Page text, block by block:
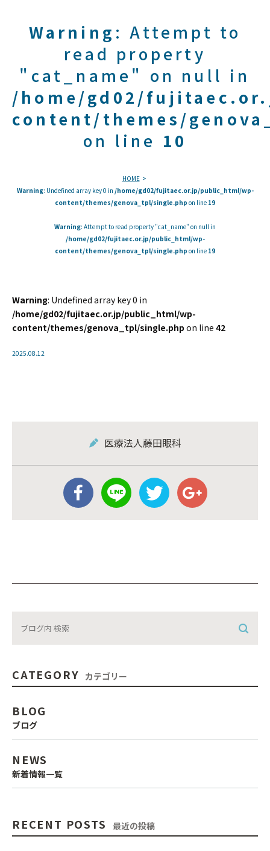
Warning : Attempt to
read property
"cat_name" on null in
/home/gd02/
content/themes/
on line 10
HOME
Warning: Undefined array key 0 in /home/gd02/fujitaec.or.jp/public_html/wp-
content/themes/genova_tpl/single.php on line 19
Warning: Attempt to read property "cat_name" on null in
/home/gd02/fujitaec.or.jp/public_html/wp-
content/themes/genova_tpl/single.php on line 19
Warning: Undefined array key 0 in
/home/gd02/fujitaec.or.jp/public_html/wp-
content/themes/genova_tpl/single.php on line 42
2025.08.12
医療法人藤田眼科
CATEGORY カテゴリー
BLOG
ブログ
NEWS
新着情報一覧
RECENT POSTS 最近の投稿